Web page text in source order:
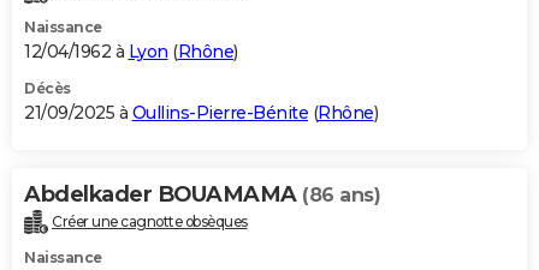
Naissance
12/04/1962 à Lyon (Rhône)
Décès
21/09/2025 à Oullins-Pierre-Bénite (Rhône)
Abdelkader BOUAMAMA (86 ans)
Créer une cagnotte obsèques
Naissance